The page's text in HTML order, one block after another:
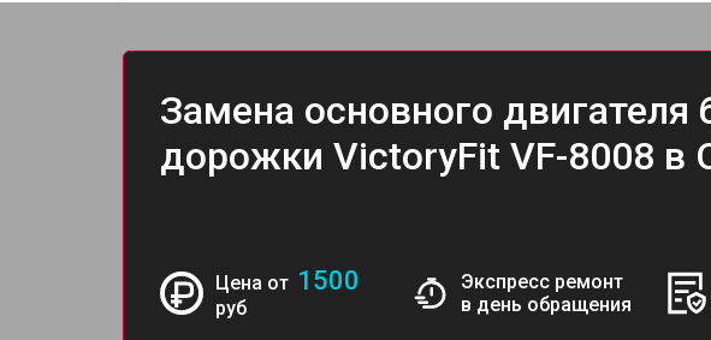
Замена основного двигателя
дорожки VictoryFit VF-8008 в
Цена от 1500
руб
Экспресс ремонт
в день обращения